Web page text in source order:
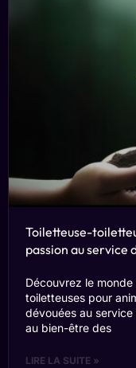
Toiletteuse-
passion au service
Découvrez le
toiletteuses pour
dévouées au service
au bien-être des
LIRE LA SUITE »